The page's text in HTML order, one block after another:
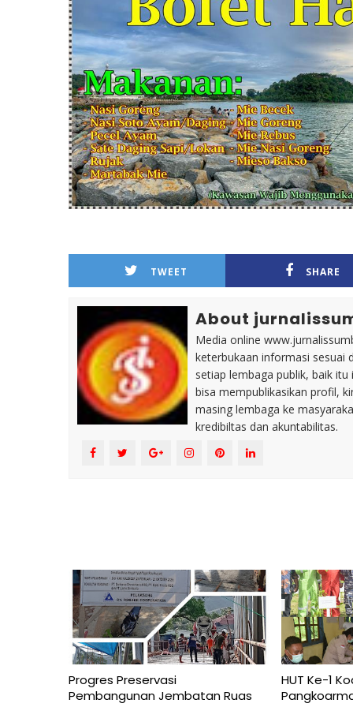
TWEET SHARE
About
Media online
keterbukaan informasi sesuai
setiap lembaga publik, baik
bisa mempublikasikan profil,
masing lembaga ke
kredibiltas dan akuntabilitas.
Progres Preservasi
Pembangunan Jembatan Ruas
HUT Ke-1